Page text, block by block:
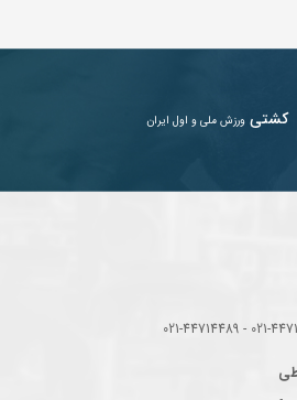
کشتی ورزش ملی و اول ایران